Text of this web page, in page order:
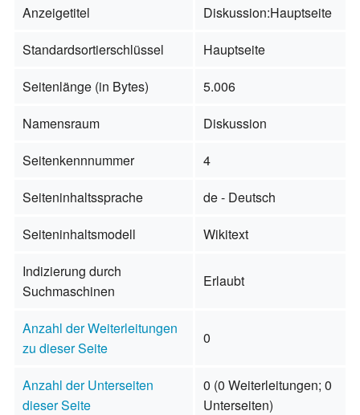
Anzeigetitel
Diskussion:Hauptseite
Standardsortierschlüssel
Hauptseite
Seitenlänge (in Bytes)
5.006
Namensraum
Diskussion
Seitenkennnummer
4
Seiteninhaltssprache
de - Deutsch
Seiteninhaltsmodell
Wikitext
Indizierung durch
Suchmaschinen
Erlaubt
Anzahl der Weiterleitungen
zu dieser Seite
0
Anzahl der Unterseiten
dieser Seite
0 (0 Weiterleitungen; 0
Unterseiten)